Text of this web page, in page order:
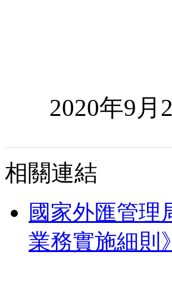
2020年9月
相關連結
國家外匯管理
業務實施細則》